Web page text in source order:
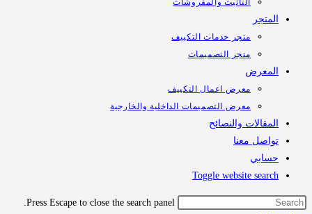
التأثيث والمفروشات
متجر خدمات التكييف
متجر التصميمات
معرض اعمال التكييف
معرض التصميمات الداخلية والخارجية
والنصائح
معنا
Toggle website
Press Escape to close the search panel.